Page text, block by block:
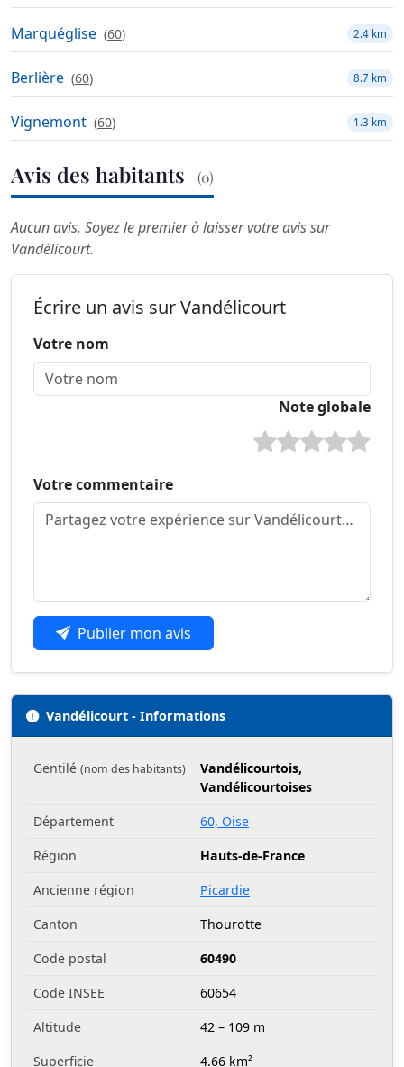
Marquéglise (60) 2.4 km
Berlière (60) 8.7 km
Vignemont (60) 1.3 km
Avis des habitants (0)
Aucun avis. Soyez le premier à laisser votre avis sur
Vandélicourt.
Écrire un avis sur Vandélicourt
Votre nom
Note globale
Votre commentaire
Publier mon avis
Vandélicourt - Informations
Gentilé (nom des habitants)
Vandélicourtois,
Vandélicourtoises
Département
60, Oise
Région
Hauts-de-France
Ancienne région
Picardie
Canton
Thourotte
Code postal
60490
Code INSEE
60654
Altitude
42 – 109 m
Superficie
4.66 km²